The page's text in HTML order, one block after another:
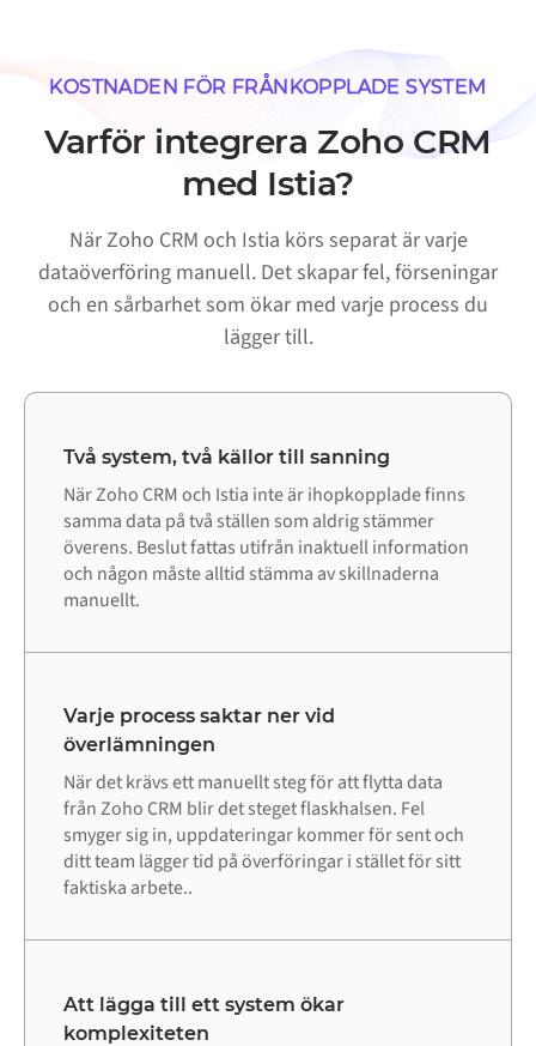
KOSTNADEN FÖR FRÅNKOPPLADE SYSTEM
Varför integrera Zoho CRM
med Istia?
När Zoho CRM och Istia körs separat är varje
dataöverföring manuell. Det skapar fel, förseningar
och en sårbarhet som ökar med varje process du
lägger till.
Två system, två källor till sanning
När Zoho CRM och Istia inte är ihopkopplade finns
samma data på två ställen som aldrig stämmer
överens. Beslut fattas utifrån inaktuell information
och någon måste alltid stämma av skillnaderna
manuellt.
Varje process saktar ner vid
överlämningen
När det krävs ett manuellt steg för att flytta data
från Zoho CRM blir det steget flaskhalsen. Fel
smyger sig in, uppdateringar kommer för sent och
ditt team lägger tid på överföringar i stället för sitt
faktiska arbete..
Att lägga till ett system ökar
komplexiteten